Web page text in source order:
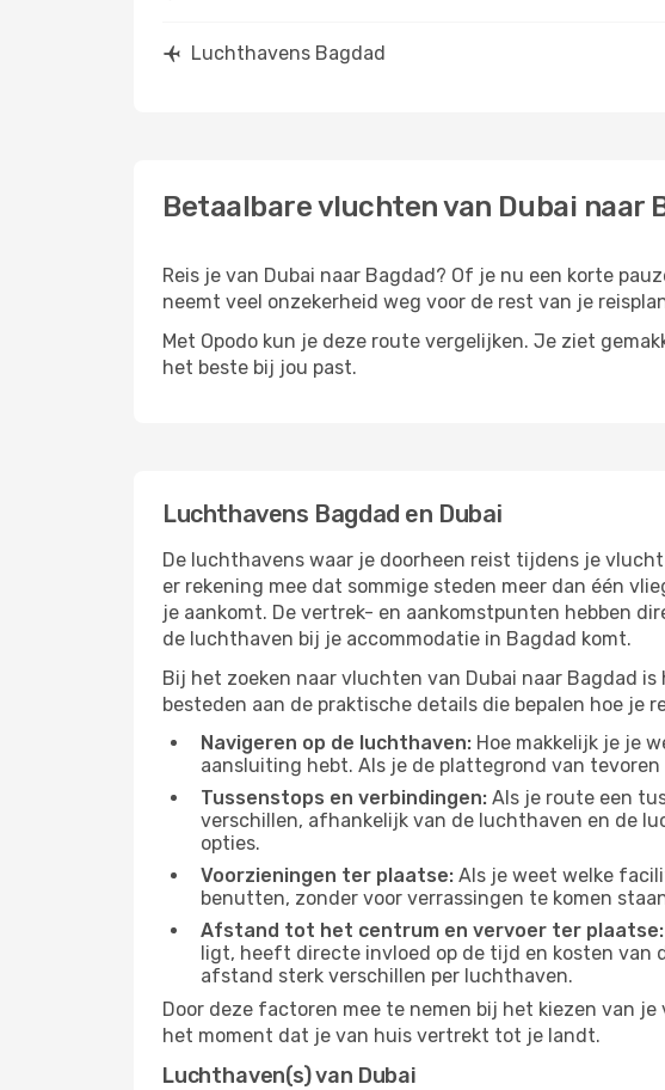
Luchthavens Bagdad
Betaalbare vluchten van Dubai naar
Reis je van Dubai naar Bagdad? Of je nu een korte
neemt veel onzekerheid weg voor de rest van je
Met Opodo kun je deze route vergelijken. Je ziet
het beste bij jou past.
Luchthavens Bagdad en Dubai
De luchthavens waar je doorheen reist tijdens je
er rekening mee dat sommige steden meer dan één
je aankomt. De vertrek- en aankomstpunten hebben
de luchthaven bij je accommodatie in Bagdad komt.
Bij het zoeken naar vluchten van Dubai naar Bagdad
besteden aan de praktische details die bepalen hoe je
Navigeren op de luchthaven: Hoe makkelijk je je
aansluiting hebt. Als je de plattegrond van
Tussenstops en verbindingen: Als je route een
verschillen, afhankelijk van de luchthaven en de
opties.
Voorzieningen ter plaatse: Als je weet welke
benutten, zonder voor verrassingen te komen
Afstand tot het centrum en vervoer ter plaatse:
ligt, heeft directe invloed op de tijd en kosten van
afstand sterk verschillen per luchthaven.
Door deze factoren mee te nemen bij het kiezen van
het moment dat je van huis vertrekt tot je landt.
Luchthaven(s) van Dubai